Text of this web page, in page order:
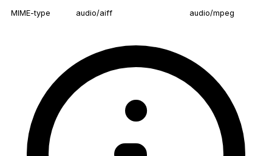
MIME-type audio/aiff audio/mpeg